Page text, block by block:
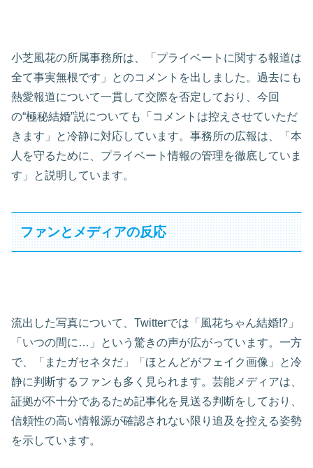
小芝風花の所属事務所は、「プライベートに関する報道は
全て事実無根です」とのコメントを出しました。過去にも
熱愛報道について一貫して交際を否定しており、今回
の“極秘結婚”説についても「コメントは控えさせていただ
きます」と冷静に対応しています。事務所の広報は、「本
人を守るために、プライベート情報の管理を徹底していま
す」と説明しています。
ファンとメディアの反応
流出した写真について、Twitterでは「風花ちゃん結婚!?」
「いつの間に…」という驚きの声が広がっています。一方
で、「またガセネタだ」「ほとんどがフェイク画像」と冷
静に判断するファンも多く見られます。芸能メディアは、
証拠が不十分であるため記事化を見送る判断をしており、
信頼性の高い情報源が確認されない限り追及を控える姿勢
を示しています。